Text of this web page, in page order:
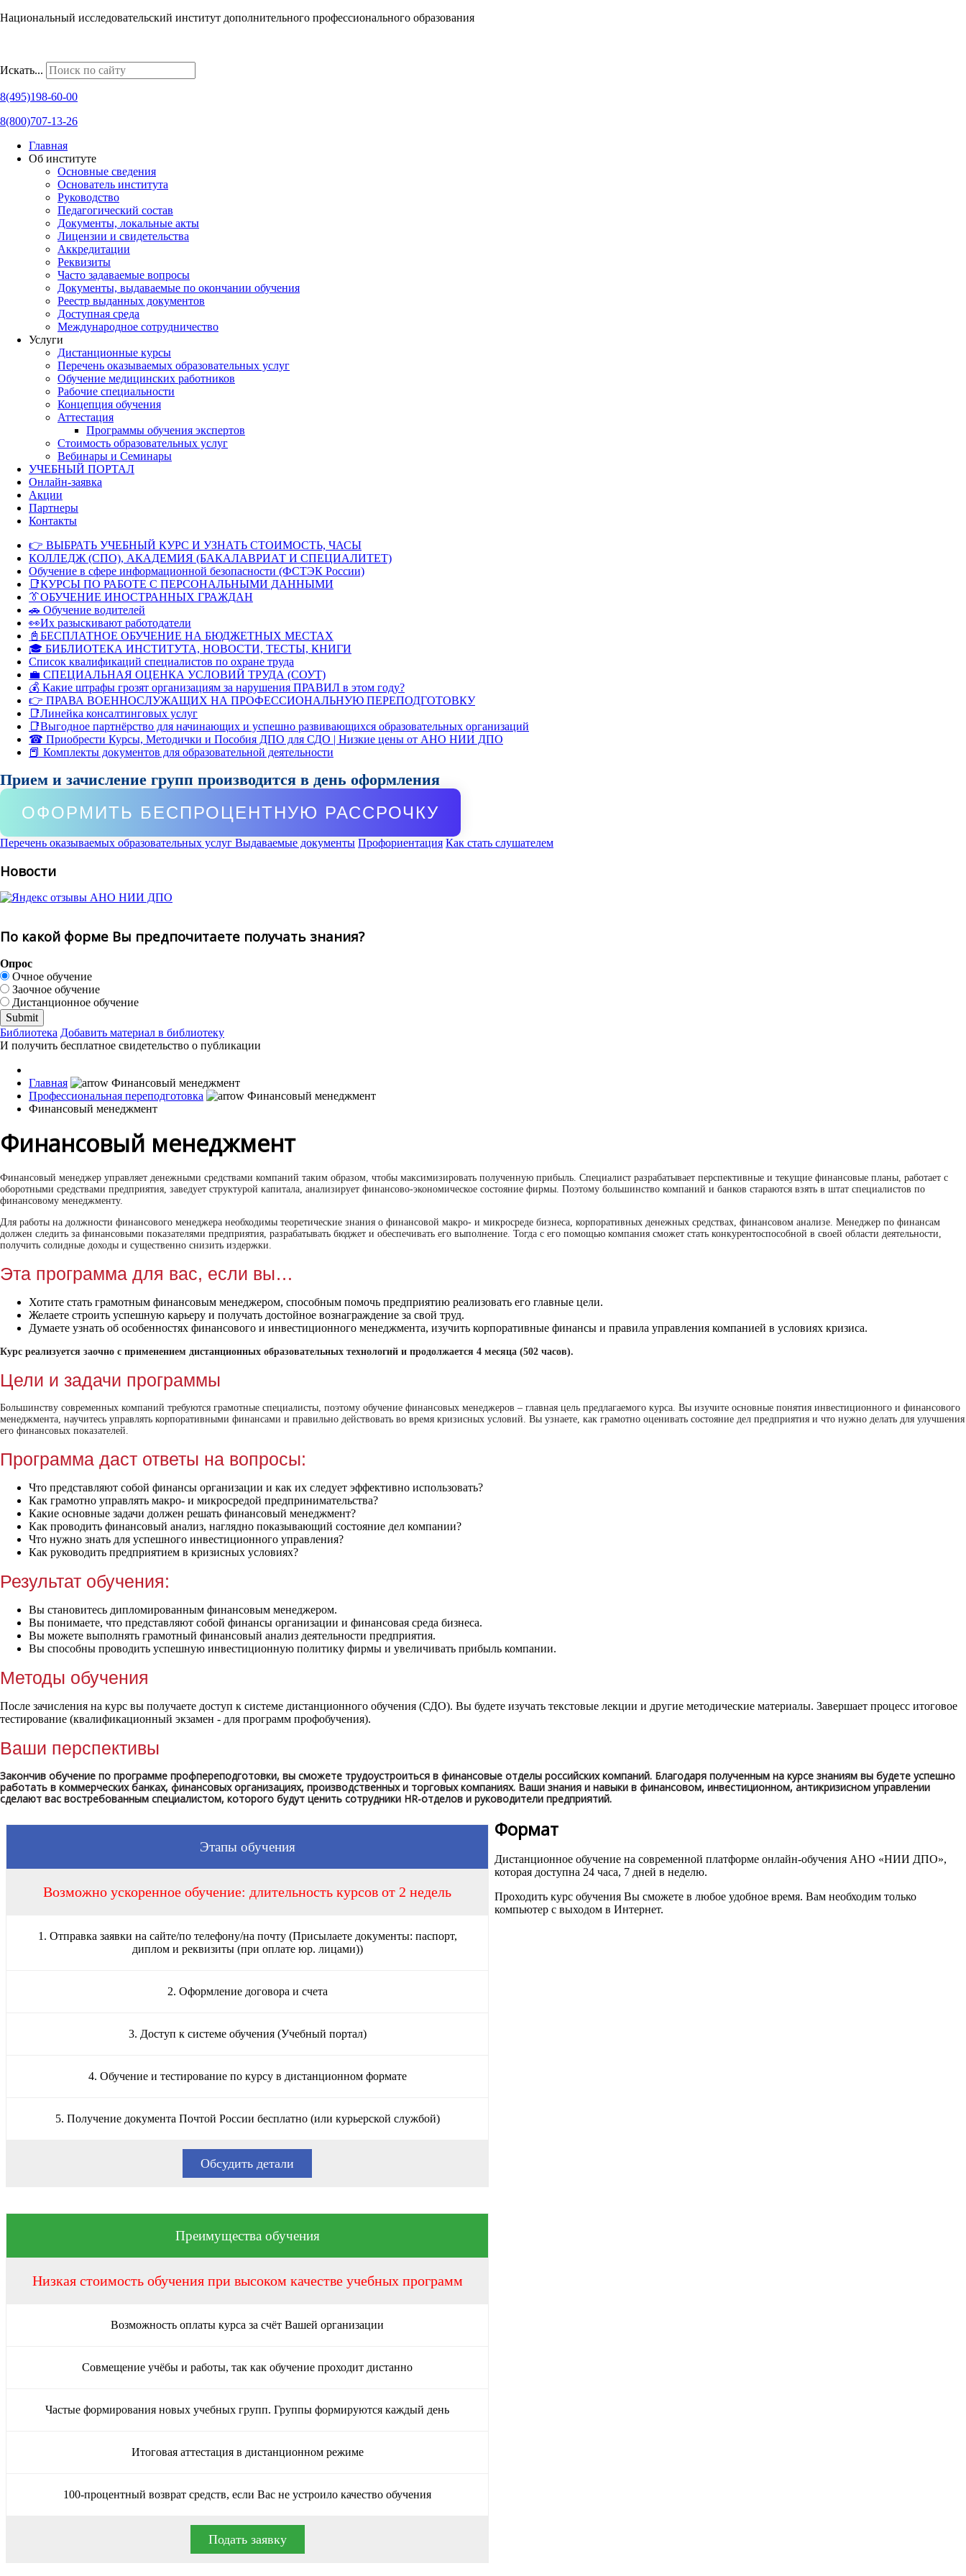
Национальный исследовательский институт дополнительного профессионального образования
Искать...
8(495)198-60-00
8(800)707-13-26
Главная
Об институте
Основные сведения
Основатель института
Руководство
Педагогический состав
Документы, локальные акты
Лицензии и свидетельства
Аккредитации
Реквизиты
Часто задаваемые вопросы
Документы, выдаваемые по окончании обучения
Реестр выданных документов
Доступная среда
Международное сотрудничество
Услуги
Дистанционные курсы
Перечень оказываемых образовательных услуг
Обучение медицинских работников
Рабочие специальности
Концепция обучения
Аттестация
Программы обучения экспертов
Стоимость образовательных услуг
Вебинары и Семинары
УЧЕБНЫЙ ПОРТАЛ
Онлайн-заявка
Акции
Партнеры
Контакты
👉 ВЫБРАТЬ УЧЕБНЫЙ КУРС И УЗНАТЬ СТОИМОСТЬ, ЧАСЫ
КОЛЛЕДЖ (СПО), АКАДЕМИЯ (БАКАЛАВРИАТ И СПЕЦИАЛИТЕТ)
Обучение в сфере информационной безопасности (ФСТЭК России)
📑КУРСЫ ПО РАБОТЕ С ПЕРСОНАЛЬНЫМИ ДАННЫМИ
👔ОБУЧЕНИЕ ИНОСТРАННЫХ ГРАЖДАН
🚗 Обучение водителей
👀Их разыскивают работодатели
📓БЕСПЛАТНОЕ ОБУЧЕНИЕ НА БЮДЖЕТНЫХ МЕСТАХ
🎓 БИБЛИОТЕКА ИНСТИТУТА, НОВОСТИ, ТЕСТЫ, КНИГИ
Список квалификаций специалистов по охране труда
💼 СПЕЦИАЛЬНАЯ ОЦЕНКА УСЛОВИЙ ТРУДА (СОУТ)
💰 Какие штрафы грозят организациям за нарушения ПРАВИЛ в этом году?
👉 ПРАВА ВОЕННОСЛУЖАЩИХ НА ПРОФЕССИОНАЛЬНУЮ ПЕРЕПОДГОТОВКУ
📑Линейка консалтинговых услуг
📑Выгодное партнёрство для начинающих и успешно развивающихся образовательных организаций
☎ Приобрести Курсы, Методички и Пособия ДПО для СДО | Низкие цены от АНО НИИ ДПО
📕 Комплекты документов для образовательной деятельности
Прием и зачисление групп производится в день оформления
ОФОРМИТЬ БЕСПРОЦЕНТНУЮ РАССРОЧКУ
Перечень оказываемых образовательных услуг Выдаваемые документы Профориентация Как стать слушателем
Новости
По какой форме Вы предпочитаете получать знания?
Опрос
Очное обучение
Заочное обучение
Дистанционное обучение
Библиотека Добавить материал в библиотеку
И получить бесплатное свидетельство о публикации
Главная
Профессиональная переподготовка
Финансовый менеджмент
Финансовый менеджмент
Финансовый менеджер управляет денежными средствами компаний таким образом, чтобы максимизировать полученную прибыль. Специалист разрабатывает перспективные и текущие финансовые планы, работает с
оборотными средствами предприятия, заведует структурой капитала, анализирует финансово-экономическое состояние фирмы. Поэтому большинство компаний и банков стараются взять в штат специалистов по
финансовому менеджменту.
Для работы на должности финансового менеджера необходимы теоретические знания о финансовой макро- и микросреде бизнеса, корпоративных денежных средствах, финансовом анализе. Менеджер по финансам
должен следить за финансовыми показателями предприятия, разрабатывать бюджет и обеспечивать его выполнение. Тогда с его помощью компания сможет стать конкурентоспособной в своей области деятельности,
получить солидные доходы и существенно снизить издержки.
Эта программа для вас, если вы…
Хотите стать грамотным финансовым менеджером, способным помочь предприятию реализовать его главные цели.
Желаете строить успешную карьеру и получать достойное вознаграждение за свой труд.
Думаете узнать об особенностях финансового и инвестиционного менеджмента, изучить корпоративные финансы и правила управления компанией в условиях кризиса.
Курс реализуется заочно с применением дистанционных образовательных технологий и продолжается 4 месяца (502 часов).
Цели и задачи программы
Большинству современных компаний требуются грамотные специалисты, поэтому обучение финансовых менеджеров – главная цель предлагаемого курса. Вы изучите основные понятия инвестиционного и финансового
менеджмента, научитесь управлять корпоративными финансами и правильно действовать во время кризисных условий. Вы узнаете, как грамотно оценивать состояние дел предприятия и что нужно делать для улучшения
его финансовых показателей.
Программа даст ответы на вопросы:
Что представляют собой финансы организации и как их следует эффективно использовать?
Как грамотно управлять макро- и микросредой предпринимательства?
Какие основные задачи должен решать финансовый менеджмент?
Как проводить финансовый анализ, наглядно показывающий состояние дел компании?
Что нужно знать для успешного инвестиционного управления?
Как руководить предприятием в кризисных условиях?
Результат обучения:
Вы становитесь дипломированным финансовым менеджером.
Вы понимаете, что представляют собой финансы организации и финансовая среда бизнеса.
Вы можете выполнять грамотный финансовый анализ деятельности предприятия.
Вы способны проводить успешную инвестиционную политику фирмы и увеличивать прибыль компании.
Методы обучения
После зачисления на курс вы получаете доступ к системе дистанционного обучения (СДО). Вы будете изучать текстовые лекции и другие методические материалы. Завершает процесс итоговое
тестирование (квалификационный экзамен - для программ профобучения).
Ваши перспективы
Закончив обучение по программе профпереподготовки, вы сможете трудоустроиться в финансовые отделы российских компаний. Благодаря полученным на курсе знаниям вы будете успешно
работать в коммерческих банках, финансовых организациях, производственных и торговых компаниях. Ваши знания и навыки в финансовом, инвестиционном, антикризисном управлении
сделают вас востребованным специалистом, которого будут ценить сотрудники HR-отделов и руководители предприятий.
Этапы обучения
Возможно ускоренное обучение: длительность курсов от 2 недель
1. Отправка заявки на сайте/по телефону/на почту (Присылаете документы: паспорт,
диплом и реквизиты (при оплате юр. лицами))
2. Оформление договора и счета
3. Доступ к системе обучения (Учебный портал)
4. Обучение и тестирование по курсу в дистанционном формате
5. Получение документа Почтой России бесплатно (или курьерской службой)
Обсудить детали
Преимущества обучения
Низкая стоимость обучения при высоком качестве учебных программ
Возможность оплаты курса за счёт Вашей организации
Совмещение учёбы и работы, так как обучение проходит дистанно
Частые формирования новых учебных групп. Группы формируются каждый день
Итоговая аттестация в дистанционном режиме
100-процентный возврат средств, если Вас не устроило качество обучения
Подать заявку
Формат
Дистанционное обучение на современной платформе онлайн-обучения АНО «НИИ ДПО»,
которая доступна 24 часа, 7 дней в неделю.
Проходить курс обучения Вы сможете в любое удобное время. Вам необходим только
компьютер с выходом в Интернет.